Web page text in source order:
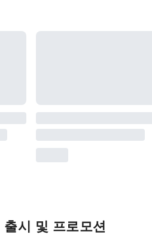
시 및 프로모션